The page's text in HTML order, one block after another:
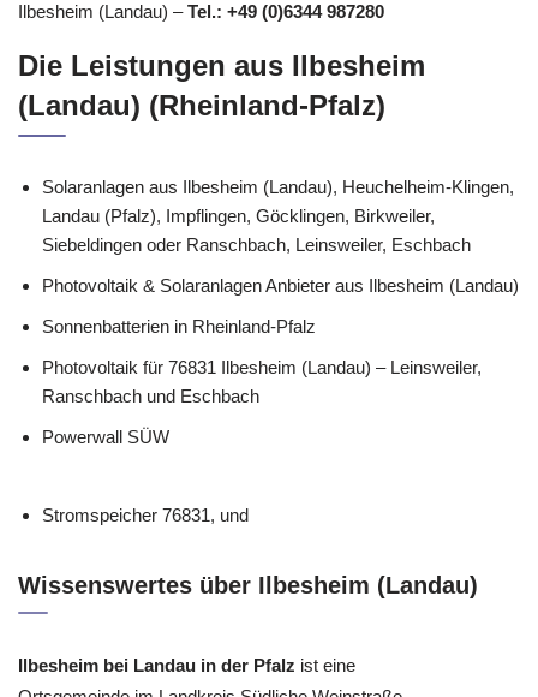
Ilbesheim (Landau) –Tel.: +49 (0)6344 987280
Die Leistungen aus Ilbesheim
(Landau) (Rheinland-Pfalz)
Solaranlagen aus Ilbesheim (Landau), Heuchelheim-Klingen,
Landau (Pfalz), Impflingen, Göcklingen, Birkweiler,
Siebeldingen oder Ranschbach, Leinsweiler, Eschbach
Photovoltaik & Solaranlagen Anbieter aus Ilbesheim (Landau)
Sonnenbatterien in Rheinland-Pfalz
Photovoltaik für 76831 Ilbesheim (Landau) – Leinsweiler,
Ranschbach und Eschbach
Powerwall SÜW
Stromspeicher 76831, und
Wissenswertes über Ilbesheim (Landau)
Ilbesheim bei Landau in der Pfalz ist eine